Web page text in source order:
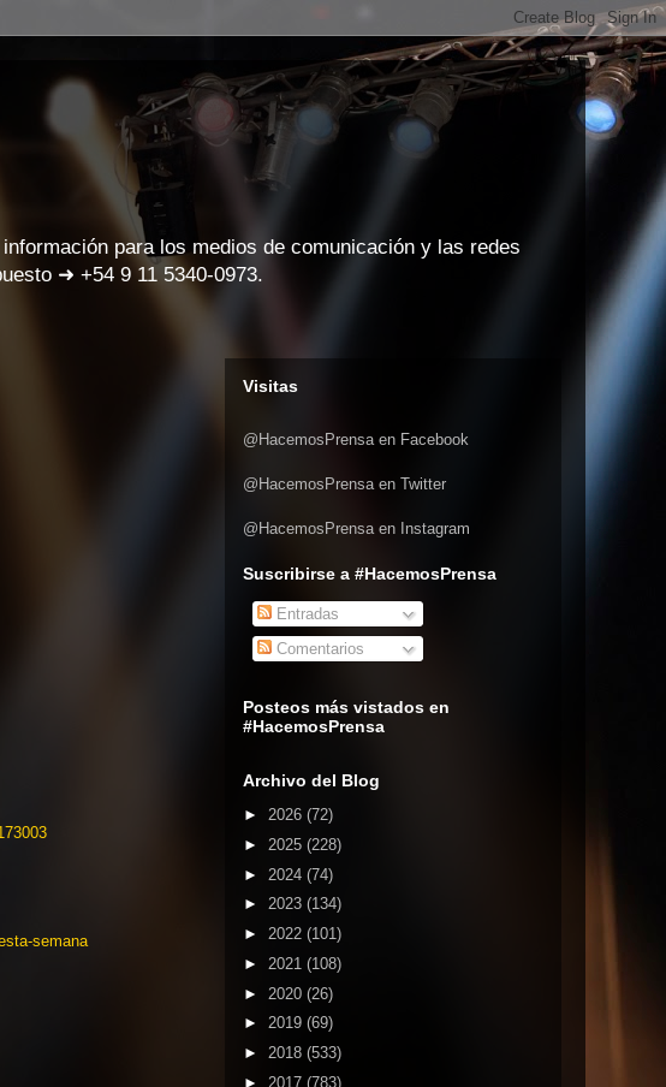
para los medios de comunicación y las redes
➜ +54 9 11 5340-0973.
semana
Visitas
@HacemosPrensa en Facebook
@HacemosPrensa en Twitter
@HacemosPrensa en Instagram
Suscribirse a #HacemosPrensa
Entradas
Comentarios
Posteos más vistados en
#HacemosPrensa
Archivo del Blog
► 2026 (72)
► 2025 (228)
► 2024 (74)
► 2023 (134)
► 2022 (101)
► 2021 (108)
► 2020 (26)
► 2019 (69)
► 2018 (533)
► 2017 (783)